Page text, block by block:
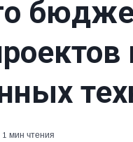
1 мин чтения